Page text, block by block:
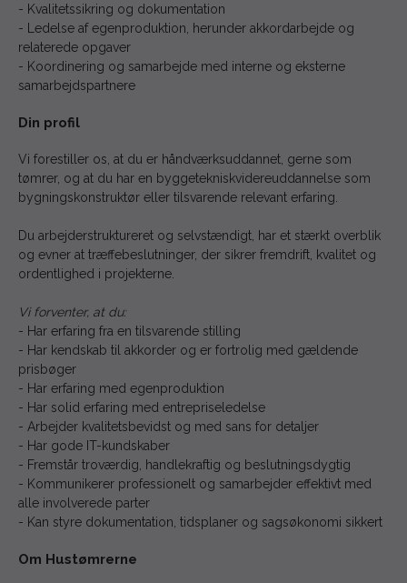
- Kvalitetssikring og dokumentation
- Ledelse af egenproduktion, herunder akkordarbejde og
relaterede opgaver
- Koordinering og samarbejde med interne og eksterne
samarbejdspartnere
Din profil
Vi forestiller os, at du er håndværksuddannet, gerne som
tømrer, og at du har en byggetekniskvidereuddannelse som
bygningskonstruktør eller tilsvarende relevant erfaring.
Du arbejderstruktureret og selvstændigt, har et stærkt overblik
og evner at træffebeslutninger, der sikrer fremdrift, kvalitet og
ordentlighed i projekterne.
Vi forventer, at du:
- Har erfaring fra en tilsvarende stilling
- Har kendskab til akkorder og er fortrolig med gældende
prisbøger
- Har erfaring med egenproduktion
- Har solid erfaring med entrepriseledelse
- Arbejder kvalitetsbevidst og med sans for detaljer
- Har gode IT-kundskaber
- Fremstår troværdig, handlekraftig og beslutningsdygtig
- Kommunikerer professionelt og samarbejder effektivt med
alle involverede parter
- Kan styre dokumentation, tidsplaner og sagsøkonomi sikkert
Om Hustømrerne